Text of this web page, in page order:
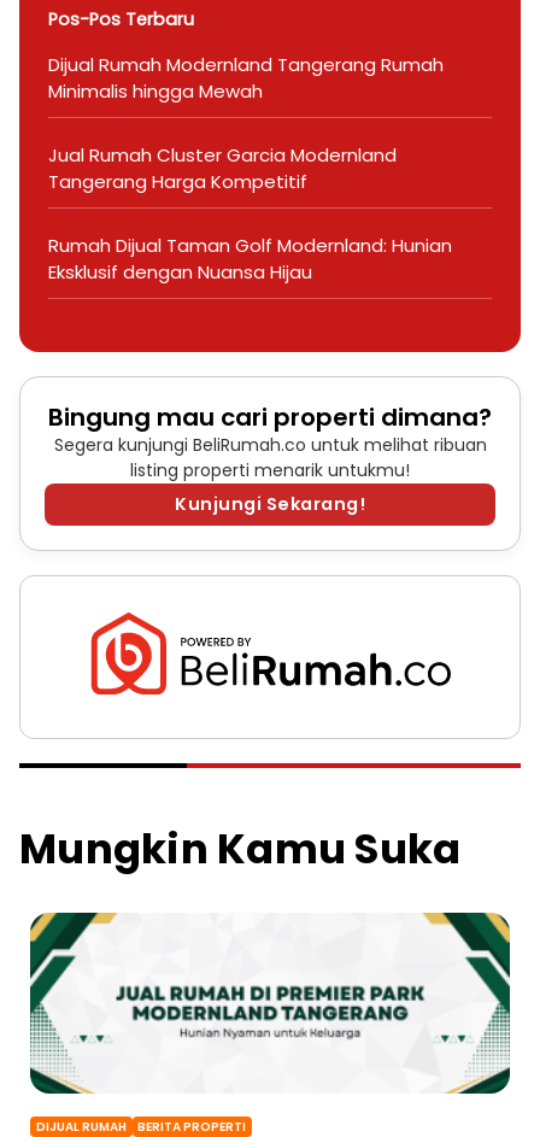
Pos-Pos Terbaru
Dijual Rumah Modernland Tangerang Rumah
Minimalis hingga Mewah
Jual Rumah Cluster Garcia Modernland
Tangerang Harga Kompetitif
Rumah Dijual Taman Golf Modernland: Hunian
Eksklusif dengan Nuansa Hijau
Bingung mau cari properti dimana?
Segera kunjungi BeliRumah.co untuk melihat ribuan
listing properti menarik untukmu!
Kunjungi Sekarang!
Mungkin Kamu Suka
DIJUAL RUMAH BERITA PROPERTI